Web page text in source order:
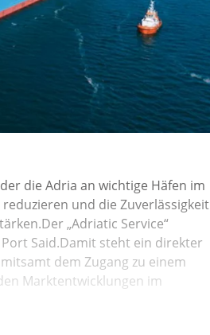
die Adria an wichtige Häfen im
und die Zuverlässigkeit
„Adriatic Service“
Said.Damit steht ein direkter
dem Zugang zu einem
Marktentwicklungen im